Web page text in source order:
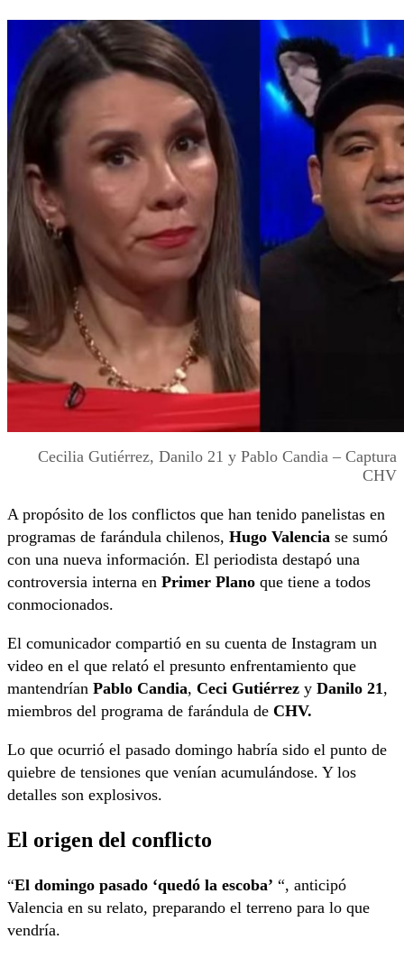
Cecilia Gutiérrez, Danilo 21 y Pablo Candia – Captura
CHV
A propósito de los conflictos que han tenido panelistas en
programas de farándula chilenos, Hugo Valencia se sumó
con una nueva información. El periodista destapó una
controversia interna en Primer Plano que tiene a todos
conmocionados.
El comunicador compartió en su cuenta de Instagram un
video en el que relató el presunto enfrentamiento que
mantendrían Pablo Candia, Ceci Gutiérrez y Danilo 21,
miembros del programa de farándula de CHV.
Lo que ocurrió el pasado domingo habría sido el punto de
quiebre de tensiones que venían acumulándose. Y los
detalles son explosivos.
El origen del conflicto
“El domingo pasado ‘quedó la escoba’ “, anticipó
Valencia en su relato, preparando el terreno para lo que
vendría.